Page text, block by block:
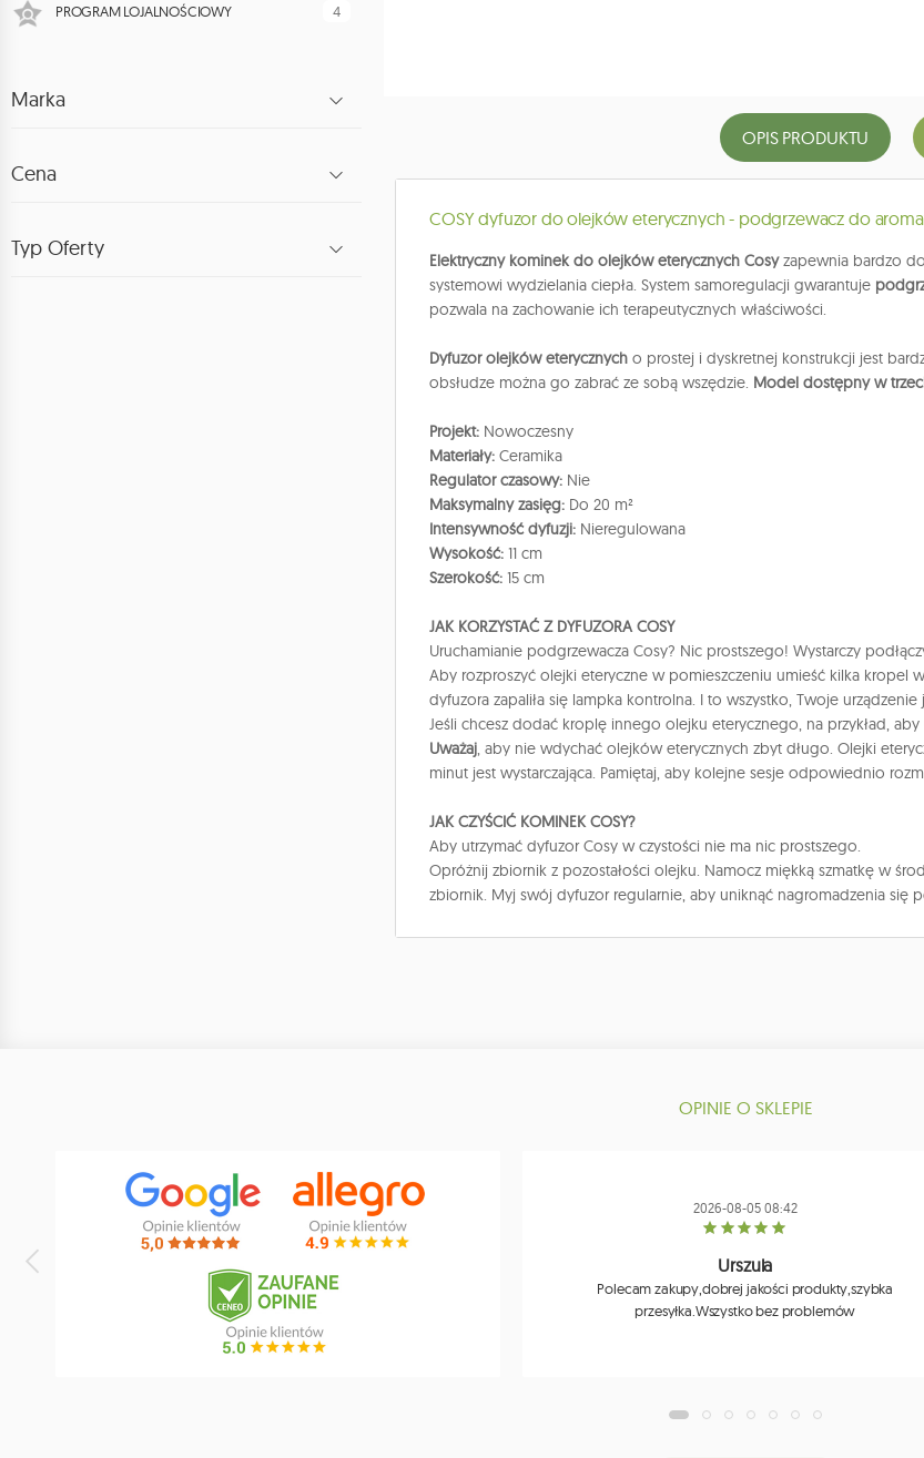
PROGRAM LOJALNOŚCIOWY 4
Marka
Cena
Typ Oferty
OPIS PRODUKTU
COSY dyfuzor do olejków eterycznych - podgrzewacz do
Elektryczny kominek do olejków eterycznych Cosyzapewnia bardzo
systemowi wydzielania ciepła. System samoregulacji gwarantuje
pozwala na zachowanie ich terapeutycznych właściwości.
Dyfuzor olejków eterycznych o prostej i dyskretnej konstrukcji jest
obsłudze można go zabrać ze sobą wszędzie. Model dostępny w
Projekt: Nowoczesny
Materiały: Ceramika
Regulator czasowy: Nie
Maksymalny zasięg: Do 20 m²
Intensywność dyfuzji: Nieregulowana
Wysokość: 11 cm
Szerokość: 15 cm
JAK KORZYSTAĆ Z DYFUZORA COSY
Uruchamianie podgrzewacza Cosy? Nic prostszego! Wystarczy
Aby rozproszyć olejki eteryczne w pomieszczeniu umieść kilka kropel
dyfuzora zapaliła się lampka kontrolna. I to wszystko, Twoje
Jeśli chcesz dodać kroplę innego olejku eterycznego, na przykład,
Uważaj, aby nie wdychać olejków eterycznych zbyt długo. Olejki
minut jest wystarczająca. Pamiętaj, aby kolejne sesje odpowiednio
JAK CZYŚCIĆ KOMINEK COSY?
Aby utrzymać dyfuzor Cosy w czystości nie ma nic prostszego.
Opróżnij zbiornik z pozostałości olejku. Namocz miękką szmatkę w
zbiornik. Myj swój dyfuzor regularnie, aby uniknąć nagromadzenia się
OPINIE O SKLEPIE
2026-08-05 08:42
Urszula
Polecam zakupy,dobrej jakości produkty,szybka
przesyłka.Wszystko bez problemów